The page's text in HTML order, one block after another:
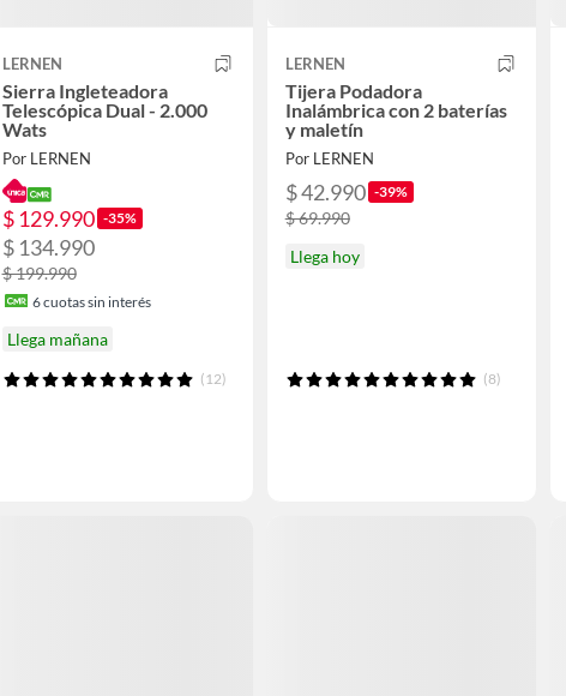
LERNEN
Sierra Ingleteadora
Telescópica Dual - 2.000
Wats
Por LERNEN
$ 129.990 -35%
$ 134.990
$ 199.990
6cuotas sin interés
Llega mañana
(12)
LERNEN
Tijera Podadora
Inalámbrica con 2 baterías
y maletín
Por LERNEN
$ 42.990 -39%
$ 69.990
Llega hoy
(8)